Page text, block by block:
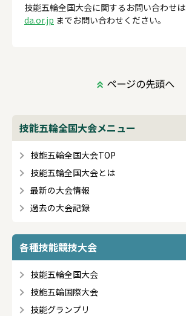
技能五輪全国大会に関するお問い合わせは
da.or.jp までお問い合わせください。
ページの先頭へ
技能五輪全国大会メニュー
技能五輪全国大会TOP
技能五輪全国大会とは
最新の大会情報
過去の大会記録
各種技能競技大会
技能五輪全国大会
技能五輪国際大会
技能グランプリ